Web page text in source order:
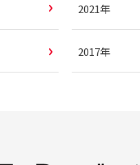
2021年
2017年